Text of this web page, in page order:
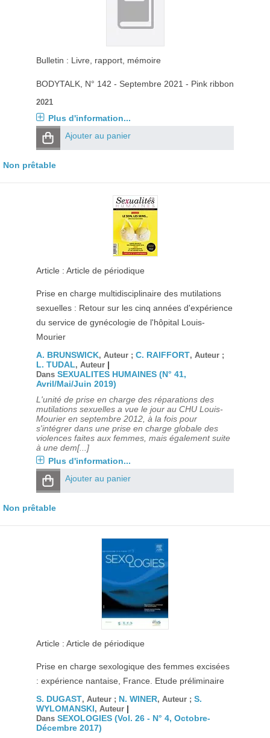
Bulletin : Livre, rapport, mémoire
BODYTALK, N° 142 - Septembre 2021 - Pink ribbon
2021
Plus d'information...
Ajouter au panier
Non prêtable
Article : Article de périodique
Prise en charge multidisciplinaire des mutilations
sexuelles : Retour sur les cinq années d'expérience
du service de gynécologie de l'hôpital Louis-
Mourier
A. BRUNSWICK, Auteur ; C. RAIFFORT, Auteur ;
L. TUDAL, Auteur |
Dans SEXUALITES HUMAINES (N° 41,
Avril/Mai/Juin 2019)
L'unité de prise en charge des réparations des
mutilations sexuelles a vue le jour au CHU Louis-
Mourier en septembre 2012, à la fois pour
s'intégrer dans une prise en charge globale des
violences faites aux femmes, mais également suite
à une dem[...]
Plus d'information...
Ajouter au panier
Non prêtable
Article : Article de périodique
Prise en charge sexologique des femmes excisées
: expérience nantaise, France. Etude préliminaire
S. DUGAST, Auteur ; N. WINER, Auteur ; S.
WYLOMANSKI, Auteur |
Dans SEXOLOGIES (Vol. 26 - N° 4, Octobre-
Décembre 2017)